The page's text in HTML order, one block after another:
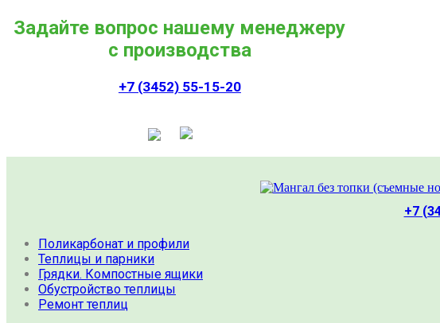
Задайте вопрос нашему менеджеру
с производства
+7 (3452) 55-15-20
+7
Поликарбонат и профили
Теплицы и парники
Грядки. Компостные ящики
Обустройство теплицы
Ремонт теплиц